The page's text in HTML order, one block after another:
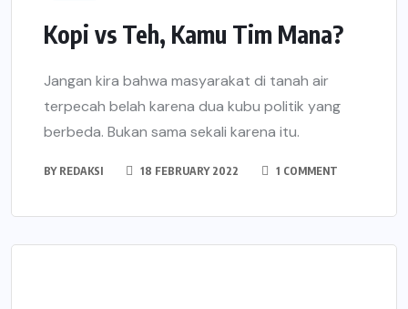
Kopi vs Teh, Kamu Tim Mana?
Jangan kira bahwa masyarakat di tanah air
terpecah belah karena dua kubu politik yang
berbeda. Bukan sama sekali karena itu.
BY REDAKSI 18 FEBRUARY 2022 1 COMMENT